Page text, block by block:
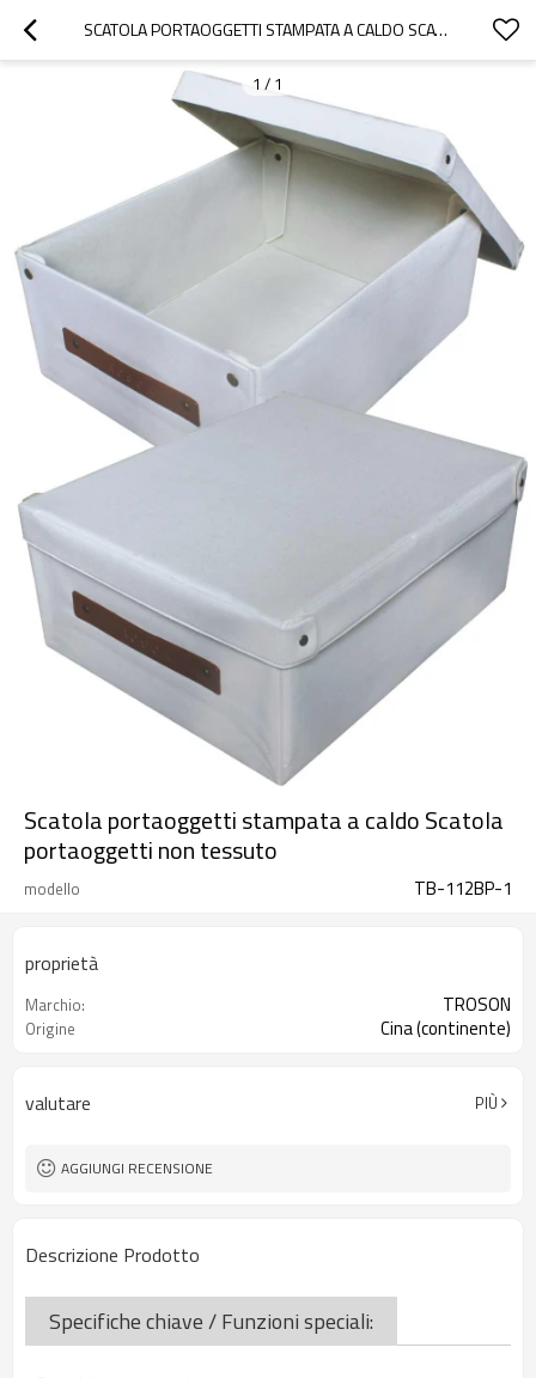
SCATOLA PORTAOGGETTI STAMPATA A CALDO SCATOLA PORTAOGGETTI NON TESSUTO
1 / 1
Scatola portaoggetti stampata a caldo Scatola
portaoggetti non tessuto
modello TB-112BP-1
proprietà
Marchio: TROSON
Origine Cina (continente)
valutare PIÙ
AGGIUNGI RECENSIONE
Descrizione Prodotto
Specifiche chiave / Funzioni speciali: